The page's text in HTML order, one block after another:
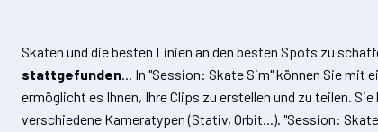
Skaten und die besten Linien an den besten Spots zu
stattgefunden... In "Session: Skate Sim" können Sie mit
ermöglicht es Ihnen, Ihre Clips zu erstellen und zu teilen.
verschiedene Kameratypen (Stativ, Orbit...). "Session: